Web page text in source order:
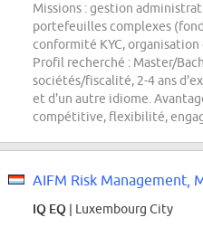
Missions : gestion
portefeuilles complexes
conformité KYC,
Profil recherché : Master/
sociétés/fiscalité, 2-4 ans
et d'un autre idiome.
compétitive, flexibilité,
AIFM Risk Management,
IQ EQ | Luxembourg City